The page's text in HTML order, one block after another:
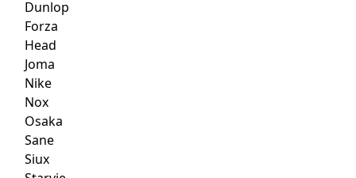
Dunlop
Forza
Head
Joma
Nike
Nox
Osaka
Sane
Siux